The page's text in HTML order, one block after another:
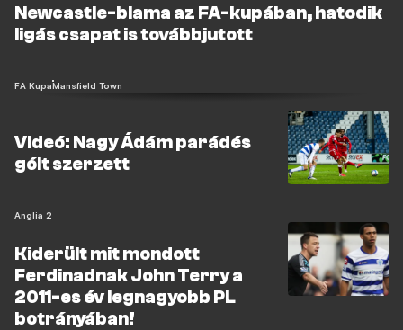
Newcastle-blama az FA-kupában, hatodik
ligás csapat is továbbjutott
FA KupaMansfield Town
Videó: Nagy Ádám parádés
gólt szerzett
Anglia 2
Kiderült mit mondott
Ferdinadnak John Terry a
2011-es év legnagyobb PL
botrányában!